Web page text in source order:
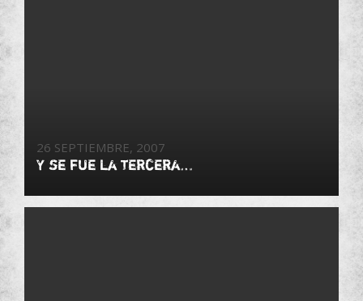
26 SEPTIEMBRE, 2007
Y se fue la tercera…